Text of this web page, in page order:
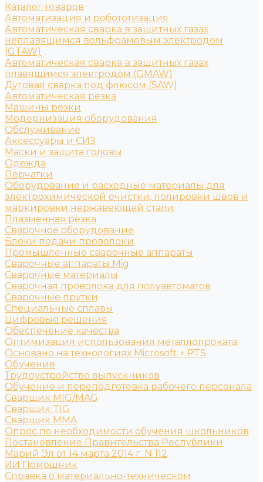
Каталог товаров
Автоматизация и робототизация
Автоматическая сварка в защитных газах
неплавящимся вольфрамовым электродом
(GTAW)
Автоматическая сварка в защитных газах
плавящимся электродом (GMAW)
Дуговая сварка под флюсом (SAW)
Автоматическая резка
Машины резки
Модернизация оборудования
Обслуживание
Аксессуары и СИЗ
Маски и защита головы
Одежда
Перчатки
Оборудование и расходные материалы для
электрохимической очистки, полировки швов и
маркировки нержавеющей стали
Плазменная резка
Сварочное оборудование
Блоки подачи проволоки
Промышленные сварочные аппараты
Сварочные аппараты Mig
Сварочные материалы
Сварочная проволока для полуавтоматов
Сварочные прутки
Специальные сплавы
Цифровые решения
Обеспечение качества
Оптимизация использования металлопроката
Основано на технологиях Microsoft + PTS
Обучение
Трудоустройство выпускников
Обучение и переподготовка рабочего персонала
Сварщик MIG/MAG
Сварщик TIG
Сварщик MMA
Опрос по необходимости обучения школьников
Постановление Правительства Республики
Марий Эл от 14 марта 2014 г. N 112
ИИ Помошник
Справка о материально-техническом